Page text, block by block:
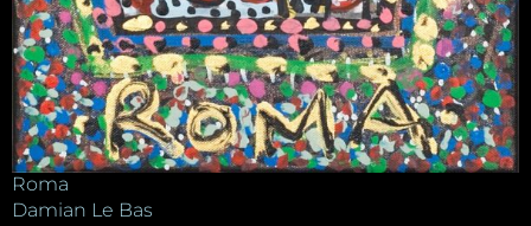
Roma
Damian Le Bas